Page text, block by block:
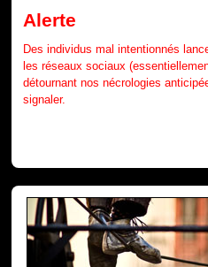
Alerte
Des individus mal intentionnés
les réseaux sociaux
détournant nos nécrologies
signaler.